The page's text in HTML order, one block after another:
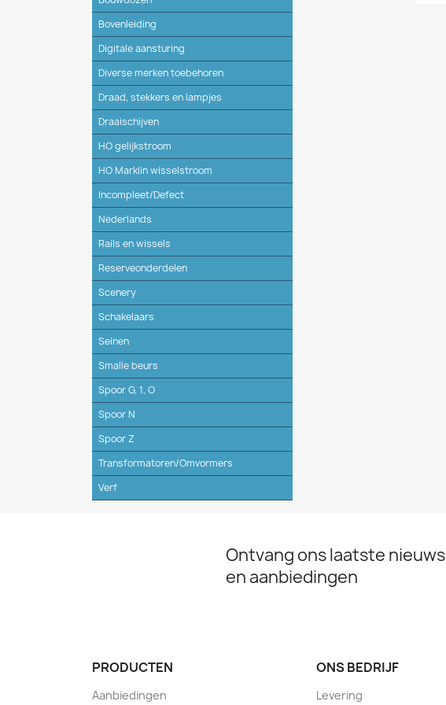
Bovenleiding
Digitale aansturing
Diverse merken toebehoren
Draad, stekkers en lampjes
Draaischijven
HO gelijkstroom
HO Marklin wisselstroom
Incompleet/Defect
Nederlands
Rails en wissels
Reserveonderdelen
Scenery
Schakelaars
Seinen
Smalle beurs
Spoor G, 1, O
Spoor N
Spoor Z
Transformatoren/Omvormers
Verf
Ontvang ons laatste nieuws
en aanbiedingen
PRODUCTEN
Aanbiedingen
ONS BEDRIJF
Levering